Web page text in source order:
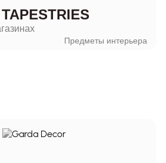
Предметы интерьера